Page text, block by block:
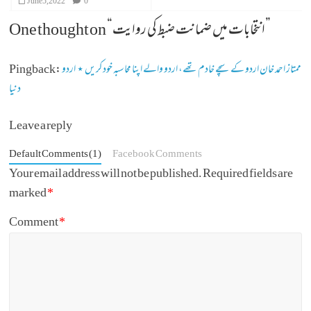
One thought on “انتخابات میں ضمانت ضبط کی روایت
Pingback:ممتاز احمد خان اردو کے سچے خادم تھے، اردو والے اپنا محاسبہ خود کریں ⋆ اردو
دنیا
Leave a reply
Default Comments (1) Facebook Comments
Your email address will not be published.Required fields are
marked*
Comment*